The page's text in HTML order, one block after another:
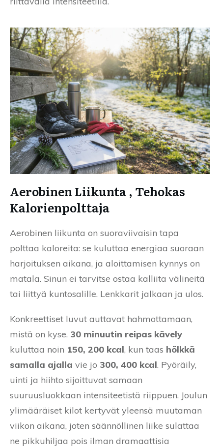
Aerobinen Liikunta , Tehokas
Kalorienpolttaja
Aerobinen liikunta on suoraviivaisin tapa
polttaa kaloreita: se kuluttaa energiaa suoraan
harjoituksen aikana, ja aloittamisen kynnys on
matala. Sinun ei tarvitse ostaa kalliita välineitä
tai liittyä kuntosalille. Lenkkarit jalkaan ja ulos.
Konkreettiset luvut auttavat hahmottamaan,
mistä on kyse. 30 minuutin reipas kävely
kuluttaa noin 150, 200 kcal, kun taas hölkkä
samalla ajalla vie jo 300, 400 kcal. Pyöräily,
uinti ja hiihto sijoittuvat samaan
suuruusluokkaan intensiteetistä riippuen. Joulun
ylimääräiset kilot kertyvät yleensä muutaman
viikon aikana, joten säännöllinen liike sulattaa
ne pikkuhiljaa pois ilman dramaattisia